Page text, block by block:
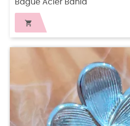
Bague Acier Bahia
